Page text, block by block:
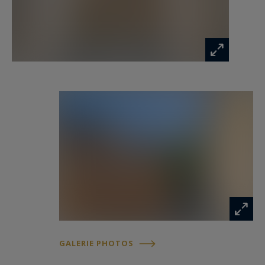
conjuguant avec élégance fonctionnalité, design
du luxe contemporain.
GALERIE PHOTOS